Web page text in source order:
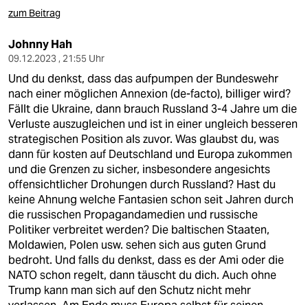
zum Beitrag
Johnny Hah
09.12.2023 , 21:55 Uhr
Und du denkst, dass das aufpumpen der Bundeswehr
nach einer möglichen Annexion (de-facto), billiger wird?
Fällt die Ukraine, dann brauch Russland 3-4 Jahre um die
Verluste auszugleichen und ist in einer ungleich besseren
strategischen Position als zuvor. Was glaubst du, was
dann für kosten auf Deutschland und Europa zukommen
und die Grenzen zu sicher, insbesondere angesichts
offensichtlicher Drohungen durch Russland? Hast du
keine Ahnung welche Fantasien schon seit Jahren durch
die russischen Propagandamedien und russische
Politiker verbreitet werden? Die baltischen Staaten,
Moldawien, Polen usw. sehen sich aus guten Grund
bedroht. Und falls du denkst, dass es der Ami oder die
NATO schon regelt, dann täuscht du dich. Auch ohne
Trump kann man sich auf den Schutz nicht mehr